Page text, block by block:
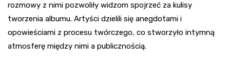
rozmowy z nimi pozwoliły widzom spojrzeć za kulisy
tworzenia albumu. Artyści dzielili się anegdotami i
opowieściami z procesu twórczego, co stworzyło intymną
atmosferę między nimi a publicznością.